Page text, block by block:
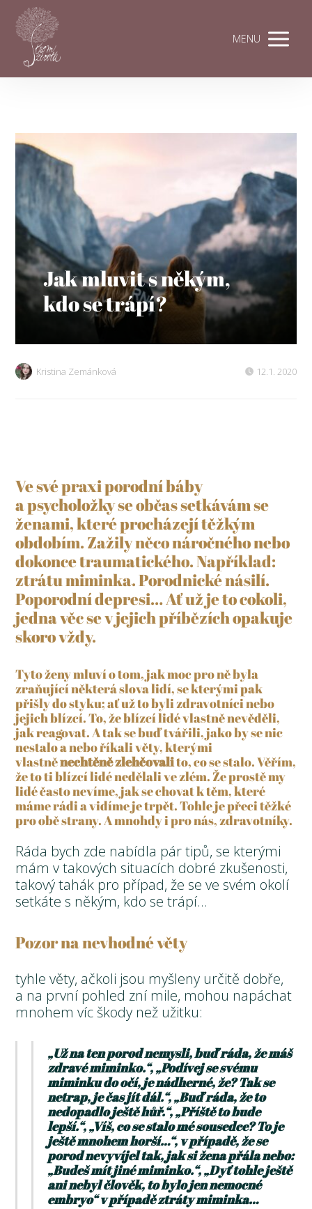
MENU
Jak mluvit s někým,
kdo se trápí?
Kristina Zemánková 12.1. 2020
Ve své praxi porodní báby
a psycholožky se občas setkávám se
ženami, které procházejí těžkým
obdobím. Zažily něco náročného nebo
dokonce traumatického. Například:
ztrátu miminka. Porodnické násilí.
Poporodní depresi… Ať už je to cokoli,
jedna věc se v jejich příbězích opakuje
skoro vždy.
Tyto ženy mluví o tom, jak moc pro ně byla
zraňující některá slova lidí, se kterými pak
přišly do styku; ať už to byli zdravotníci nebo
jejich blízcí. To, že blízcí lidé vlastně nevěděli,
jak reagovat. A tak se buď tvářili, jako by se nic
nestalo a nebo říkali věty, kterými
vlastněnechtěně zlehčovalito, co se stalo. Věřím,
že to ti blízcí lidé nedělali ve zlém. Že prostě my
lidé často nevíme, jak se chovat k těm, které
máme rádi a vidíme je trpět. Tohle je přeci těžké
pro obě strany. A mnohdy i pro nás, zdravotníky.
Ráda bych zde nabídla pár tipů, se kterými
mám v takových situacích dobré zkušenosti,
takový tahák pro případ, že se ve svém okolí
setkáte s někým, kdo se trápí…
Pozor na nevhodné věty
tyhle věty, ačkoli jsou myšleny určitě dobře,
a na první pohled zní mile, mohou napáchat
mnohem víc škody než užitku:
„Už na ten porod nemysli, buď ráda, že máš
zdravé miminko.“, „Podívej se svému
miminku do očí, je nádherné, že? Tak se
netrap, je čas jít dál.“, „Buď ráda, že to
nedopadlo ještě hůř.“, „Příště to bude
lepší.“, „Víš, co se stalo mé sousedce? To je
ještě mnohem horší…“, v případě, že se
porod nevyvíjel tak, jak si žena přála nebo:
„Budeš mít jiné miminko.“, „Dyť tohle ještě
ani nebyl člověk, to bylo jen nemocné
embryo“ v případě ztráty miminka…